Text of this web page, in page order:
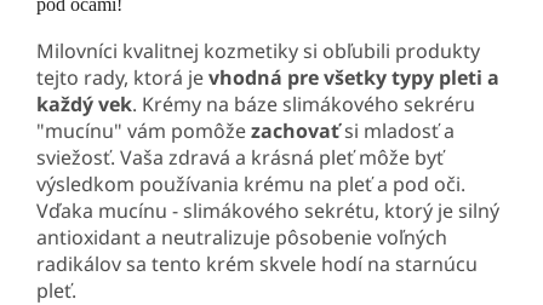
pod očami!
Milovníci kvalitnej kozmetiky si obľubili produkty
tejto rady, ktorá jevhodná pre všetky typy pleti a
každý vek. Krémy na báze slimákového sekréru
"mucínu" vám pomôžezachovaťsi mladosť a
sviežosť. Vaša zdravá a krásná pleť môže byť
výsledkom používania krému na pleť a pod oči.
Vďaka mucínu - slimákového sekrétu, ktorý je silný
antioxidant a neutralizuje pôsobenie voľných
radikálov sa tento krém skvele hodí na starnúcu
pleť.